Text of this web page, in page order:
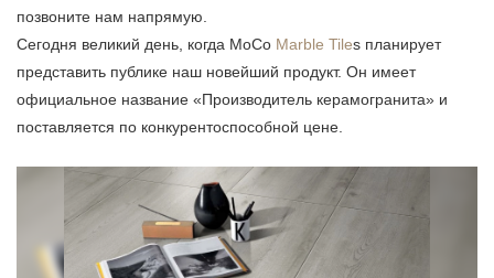
позвоните нам напрямую.
Сегодня великий день, когда MoCo Marble Tiles планирует
представить публике наш новейший продукт. Он имеет
официальное название «Производитель керамогранита» и
поставляется по конкурентоспособной цене.